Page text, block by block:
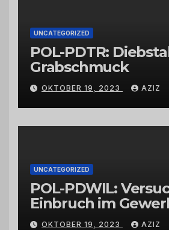
UNCATEGORIZED
POL-PDTR:
Grabschmuck
OKTOBER 19, 2023 AZIZ
UNCATEGORIZED
POL-PDWIL:
Einbruch im
Wittlich
OKTOBER 19, 2023 AZIZ